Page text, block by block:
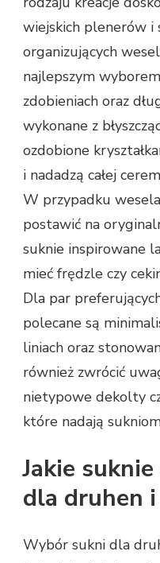
wiejskich plenerów i
organizujących
najlepszym
zdobieniach oraz
wykonane z
ozdobione
i nadadzą całej
W przypadku
postawić na
suknie inspirowane
mieć frędzle czy
Dla par
polecane są
liniach oraz
również zwrócić
nietypowe dekolty
które nadają
Jakie
dla druhen
Wybór sukni dla